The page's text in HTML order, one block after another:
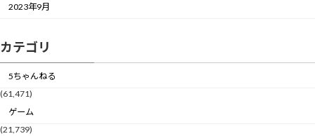
2023年9月
カテゴリ
5ちゃんねる
(61,471)
ゲーム
(21,739)